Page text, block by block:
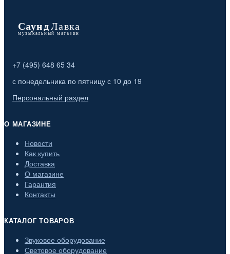
+7 (495) 648 65 34
с понедельника по пятницу с 10 до 19
Персональный раздел
О МАГАЗИНЕ
Новости
Как купить
Доставка
О магазине
Гарантия
Контакты
КАТАЛОГ ТОВАРОВ
Звуковое оборудование
Световое оборудование